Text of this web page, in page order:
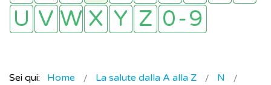
Sei qui: Home La salute dalla A alla Z
N